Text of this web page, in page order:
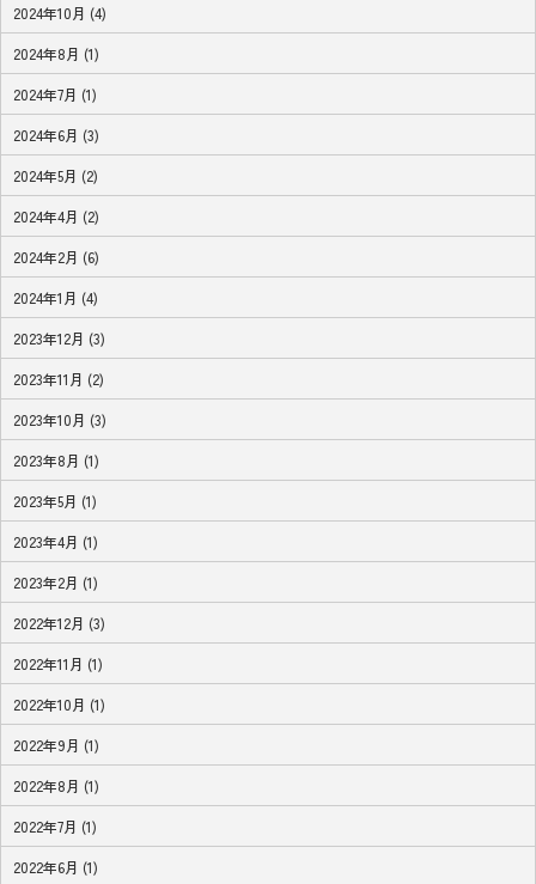
2024年10月 (4)
2024年8月 (1)
2024年7月 (1)
2024年6月 (3)
2024年5月 (2)
2024年4月 (2)
2024年2月 (6)
2024年1月 (4)
2023年12月 (3)
2023年11月 (2)
2023年10月 (3)
2023年8月 (1)
2023年5月 (1)
2023年4月 (1)
2023年2月 (1)
2022年12月 (3)
2022年11月 (1)
2022年10月 (1)
2022年9月 (1)
2022年8月 (1)
2022年7月 (1)
2022年6月 (1)